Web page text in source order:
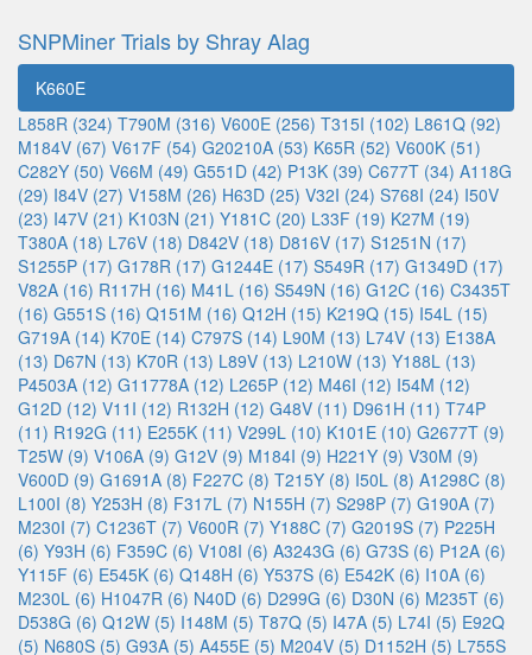
SNPMiner Trials by Shray Alag
K660E
L858R (324) T790M (316) V600E (256) T315I (102) L861Q (92)
M184V (67) V617F (54) G20210A (53) K65R (52) V600K (51)
C282Y (50) V66M (49) G551D (42) P13K (39) C677T (34) A118G
(29) I84V (27) V158M (26) H63D (25) V32I (24) S768I (24) I50V
(23) I47V (21) K103N (21) Y181C (20) L33F (19) K27M (19)
T380A (18) L76V (18) D842V (18) D816V (17) S1251N (17)
S1255P (17) G178R (17) G1244E (17) S549R (17) G1349D (17)
V82A (16) R117H (16) M41L (16) S549N (16) G12C (16) C3435T
(16) G551S (16) Q151M (16) Q12H (15) K219Q (15) I54L (15)
G719A (14) K70E (14) C797S (14) L90M (13) L74V (13) E138A
(13) D67N (13) K70R (13) L89V (13) L210W (13) Y188L (13)
P4503A (12) G11778A (12) L265P (12) M46I (12) I54M (12)
G12D (12) V11I (12) R132H (12) G48V (11) D961H (11) T74P
(11) R192G (11) E255K (11) V299L (10) K101E (10) G2677T (9)
T25W (9) V106A (9) G12V (9) M184I (9) H221Y (9) V30M (9)
V600D (9) G1691A (8) F227C (8) T215Y (8) I50L (8) A1298C (8)
L100I (8) Y253H (8) F317L (7) N155H (7) S298P (7) G190A (7)
M230I (7) C1236T (7) V600R (7) Y188C (7) G2019S (7) P225H
(6) Y93H (6) F359C (6) V108I (6) A3243G (6) G73S (6) P12A (6)
Y115F (6) E545K (6) Q148H (6) Y537S (6) E542K (6) I10A (6)
M230L (6) H1047R (6) N40D (6) D299G (6) D30N (6) M235T (6)
D538G (6) Q12W (5) I148M (5) T87Q (5) I47A (5) L74I (5) E92Q
(5) N680S (5) G93A (5) A455E (5) M204V (5) D1152H (5) L755S